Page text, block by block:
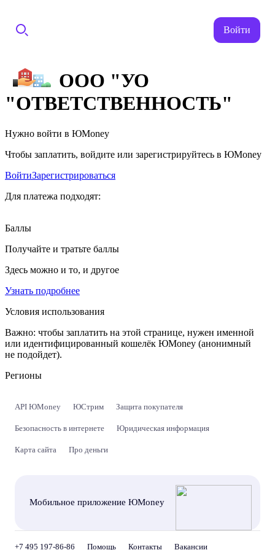
Войти
ООО "УО
"ОТВЕТСТВЕННОСТЬ"
Нужно войти в ЮMoney
Чтобы заплатить, войдите или зарегистрируйтесь в ЮMoney
ВойтиЗарегистрироваться
Для платежа подходят:
Баллы
Получайте и тратьте баллы
Здесь можно и то, и другое
Узнать подробнее
Условия использования
Важно: чтобы заплатить на этой странице, нужен именной
или идентифицированный кошелёк ЮMoney (анонимный
не подойдет).
Регионы
API ЮMoney ЮСтрим Защита покупателя
Безопасность в интернете Юридическая информация
Карта сайта Про деньги
Мобильное приложение ЮMoney
+7 495 197-86-86 Помощь Контакты Вакансии